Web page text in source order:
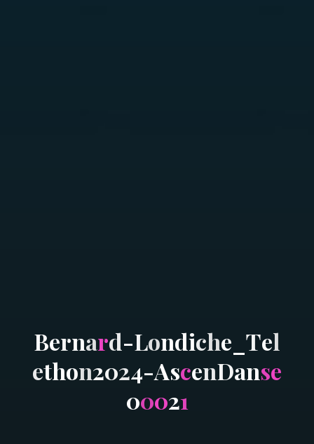
Bernard-Londiche Tel
ethon2024-AscenDanse
00021